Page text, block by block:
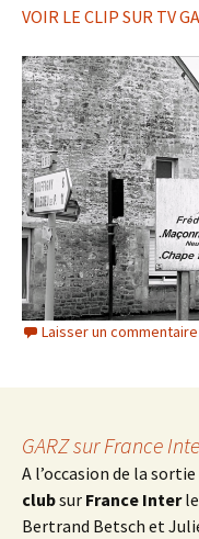
VOIR LE CLIP SUR TV
Laisser un commentaire
GARZ sur France
A l’occasion de la sortie
clubsur France Interle
Bertrand Betsch et